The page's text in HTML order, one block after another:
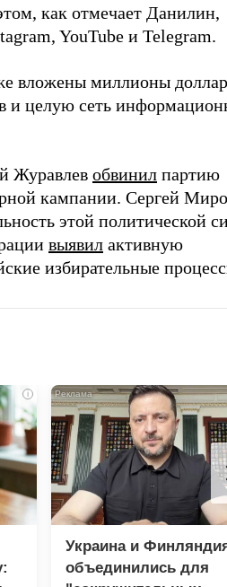
как отмечает Данилин,
YouTube и Telegram.
вложены миллионы
и целую сеть
Журавлев обвинил партию
кампании. Сергей
этой политической
выявил активную
избирательные
i
Украина и
объединились для